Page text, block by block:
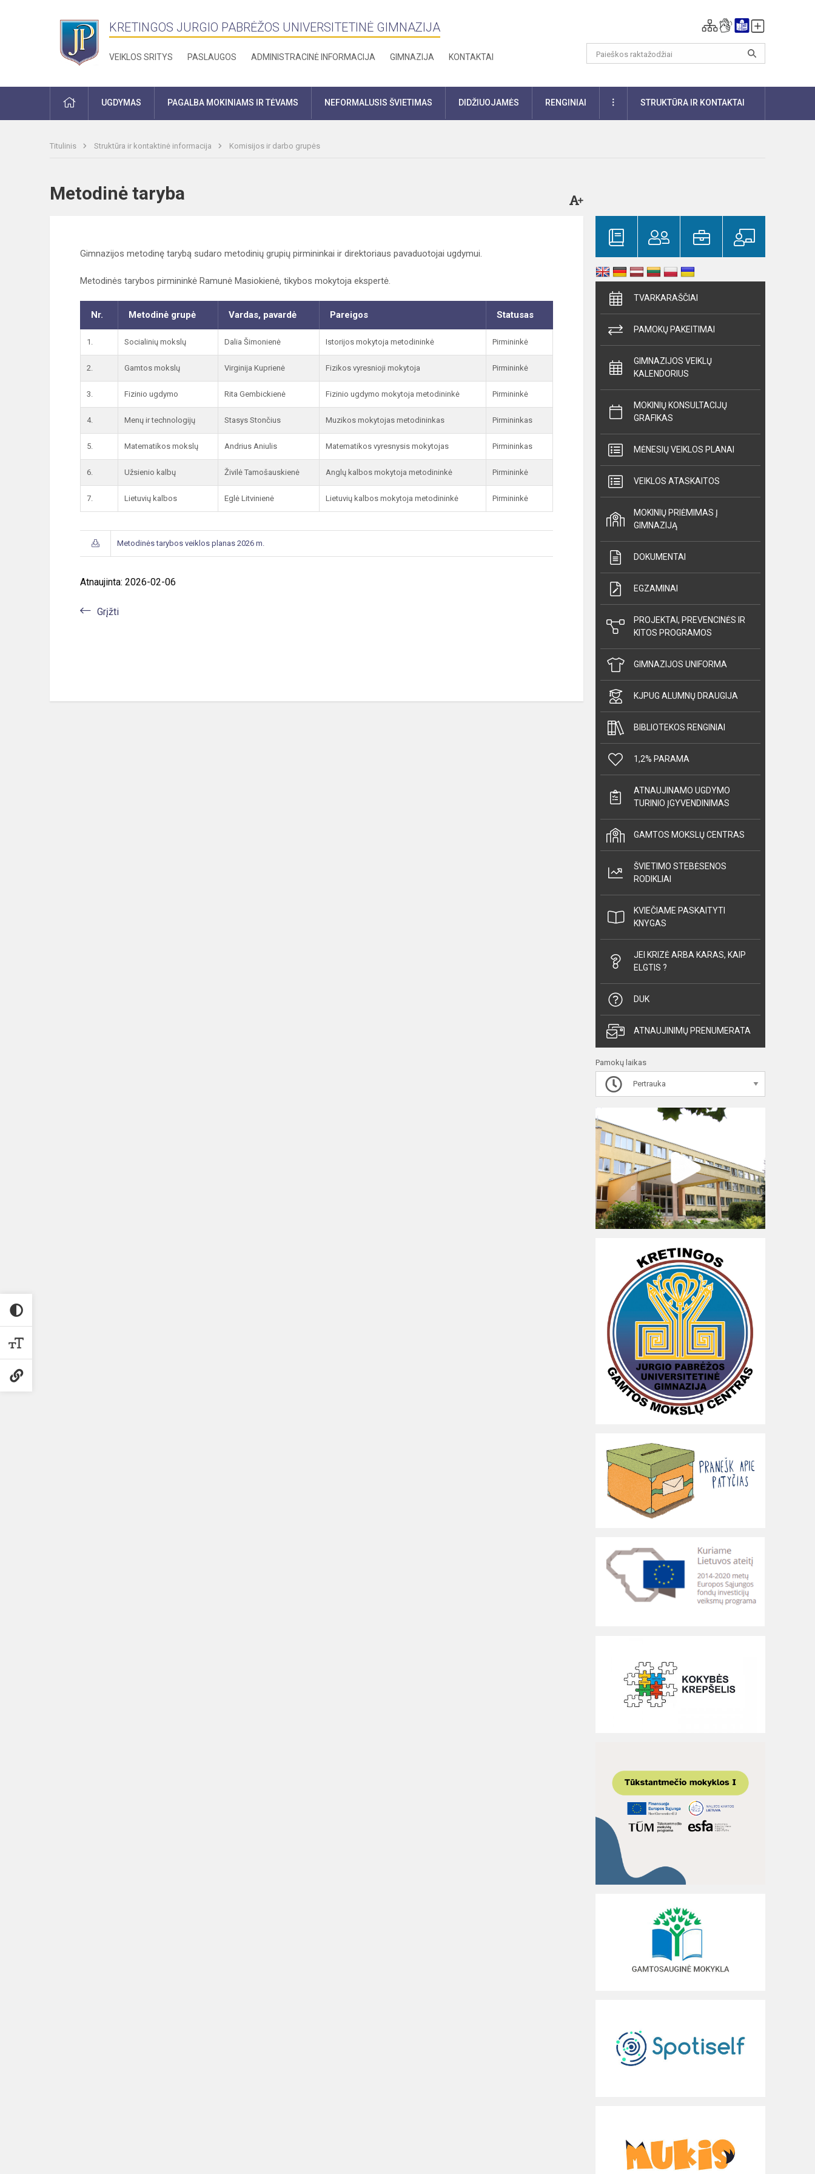
KRETINGOS JURGIO PABRĖŽOS UNIVERSITETINĖ GIMNAZIJA
VEIKLOS SRITYS PASLAUGOS ADMINISTRACINĖ INFORMACIJA GIMNAZIJA KONTAKTAI
PRADŽIAUGDYMAS PAGALBA MOKINIAMS IR TĖVAMS NEFORMALUSIS ŠVIETIMAS DIDŽIUOJAMĖS RENGINIAI DAUGIAUSTRUKTŪRA IR KONTAKTAI
Titulinis Struktūra ir kontaktinė informacija Komisijos ir darbo grupės
Metodinė taryba
Gimnazijos metodinę tarybą sudaro metodinių grupių pirmininkai ir direktoriaus pavaduotojai ugdymui.
Metodinės tarybos pirmininkė Ramunė Masiokienė, tikybos mokytoja ekspertė.
Nr. Metodinė grupė Vardas, pavardė Pareigos Statusas
1. Socialinių mokslų Dalia Šimonienė Istorijos mokytoja metodininkė Pirmininkė
2. Gamtos mokslų Virginija Kuprienė Fizikos vyresnioji mokytoja Pirmininkė
3. Fizinio ugdymo Rita Gembickienė Fizinio ugdymo mokytoja metodininkė Pirmininkė
4. Menų ir technologijų Stasys Stončius Muzikos mokytojas metodininkas Pirmininkas
5. Matematikos mokslų Andrius Aniulis Matematikos vyresnysis mokytojas Pirmininkas
6. Užsienio kalbų Živilė Tamošauskienė Anglų kalbos mokytoja metodininkė Pirmininkė
7. Lietuvių kalbos Eglė Litvinienė Lietuvių kalbos mokytoja metodininkė Pirmininkė
Metodinės tarybos veiklos planas 2026 m.
Atnaujinta: 2026-02-06
Grįžti
TVARKARAŠČIAI
PAMOKŲ PAKEITIMAI
GIMNAZIJOS VEIKLŲ
KALENDORIUS
MOKINIŲ KONSULTACIJŲ
GRAFIKAS
MĖNESIŲ VEIKLOS PLANAI
VEIKLOS ATASKAITOS
MOKINIŲ PRIĖMIMAS Į
GIMNAZIJĄ
DOKUMENTAI
EGZAMINAI
PROJEKTAI, PREVENCINĖS IR
KITOS PROGRAMOS
GIMNAZIJOS UNIFORMA
KJPUG ALUMNŲ DRAUGIJA
BIBLIOTEKOS RENGINIAI
1,2% PARAMA
ATNAUJINAMO UGDYMO
TURINIO ĮGYVENDINIMAS
GAMTOS MOKSLŲ CENTRAS
ŠVIETIMO STEBĖSENOS
RODIKLIAI
KVIEČIAME PASKAITYTI
KNYGAS
JEI KRIZĖ ARBA KARAS, KAIP
ELGTIS ?
DUK
ATNAUJINIMŲ PRENUMERATA
Pamokų laikas
Pertrauka